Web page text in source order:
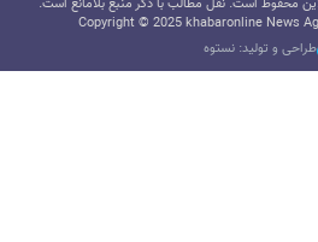
محفوظ است. نقل مطالب با ذکر منبع بلامانع است.
Copyright © 2025 khabaronline News
طراحی و تولید: نستوه